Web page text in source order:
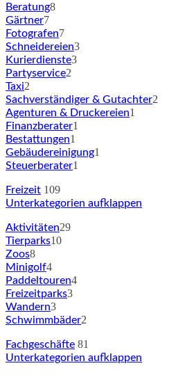
Beratung8
Gärtner7
Fotografen7
Schneidereien3
Kurierdienste3
Partyservice2
Taxi2
Sachverständiger & Gutachter2
Agenturen & Druckereien1
Finanzberater1
Bestattungen1
Gebäudereinigung1
Steuerberater1
Freizeit 109
Unterkategorien aufklappen
Aktivitäten29
Tierparks10
Zoos8
Minigolf4
Paddeltouren4
Freizeitparks3
Wandern3
Schwimmbäder2
Fachgeschäfte 81
Unterkategorien aufklappen